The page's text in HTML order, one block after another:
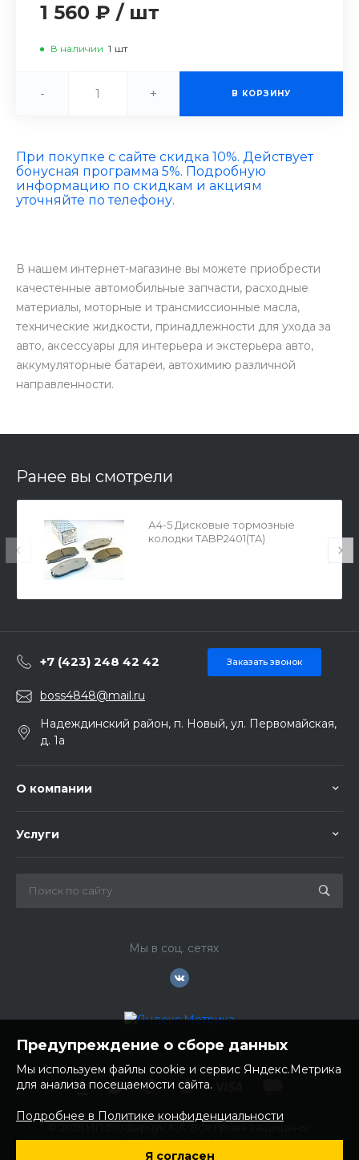
1 560 ₽ / шт
В наличии 1 шт
- + В КОРЗИНУ
При покупке с сайте скидка 10%. Действует
бонусная программа 5%. Подробную
информацию по скидкам и акциям
уточняйте по телефону.
В нашем интернет-магазине вы можете приобрести
качестенные автомобильные запчасти, расходные
материалы, моторные и трансмиссионные масла,
технические жидкости, принадлежности для ухода за
авто, аксессуары для интерьера и экстерьера авто,
аккумуляторные батареи, автохимию различной
направленности.
Ранее вы смотрели
А4-5 Дисковые тормозные
колодки TABP2401(TA)
+7 (423) 248 42 42 Заказать звонок
boss4848@mail.ru
Надеждинский район, п. Новый, ул. Первомайская,
д. 1а
О компании
Услуги
Мы в соц. сетях
ИНН: 252100758085
Предупреждение о сборе данных
Мы используем файлы cookie и сервис Яндекс.Метрика
для анализа посещаемости сайта.
Подробнее в Политике конфиденциальности
Я согласен